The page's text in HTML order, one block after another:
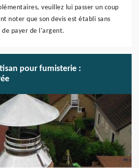
veuillez lui passer un coup
noter que son devis est établi sans
de payer de l'argent.
pour fumisterie :